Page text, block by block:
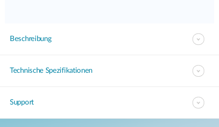
Beschreibung
Technische Spezifikationen
Support